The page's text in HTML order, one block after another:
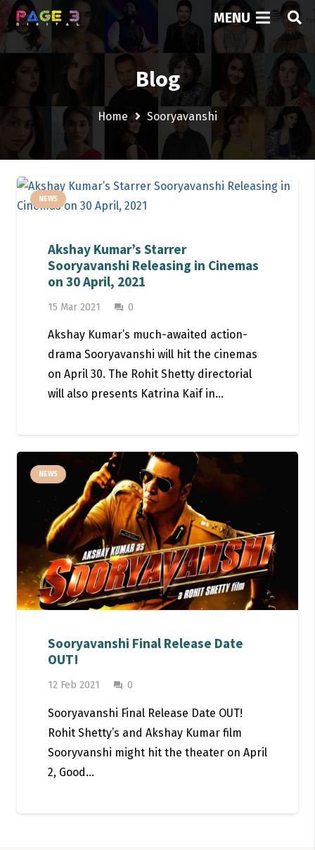
MENU
Blog
Home Sooryavanshi
NEWS
Akshay Kumar’s Starrer
Sooryavanshi Releasing in Cinemas
on 30 April, 2021
15 Mar 2021 question_answer 0
Akshay Kumar’s much-awaited action-
drama Sooryavanshi will hit the cinemas
on April 30. The Rohit Shetty directorial
will also presents Katrina Kaif in…
NEWS
Sooryavanshi Final Release Date
OUT!
12 Feb 2021 question_answer 0
Sooryavanshi Final Release Date OUT!
Rohit Shetty’s and Akshay Kumar film
Sooryvanshi might hit the theater on April
2, Good…